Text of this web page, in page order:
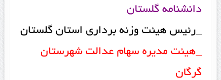
دانشنامه گلستان
_رئیس هیئت وزنه برداری استان گلستان
_هیئت مدیره سهام عدالت شهرستان
گرگان